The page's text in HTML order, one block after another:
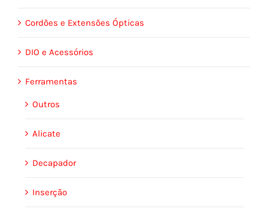
Cordões e Extensões Ópticas
DIO e Acessórios
Ferramentas
Outros
Alicate
Decapador
Inserção